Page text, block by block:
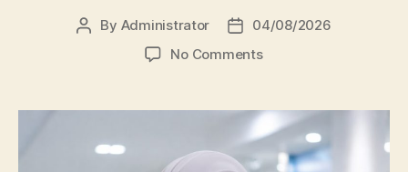
Post
By Administrator
Post
date
04/08/2026
No Commentson
Unissula
Catatkan
Prestasi